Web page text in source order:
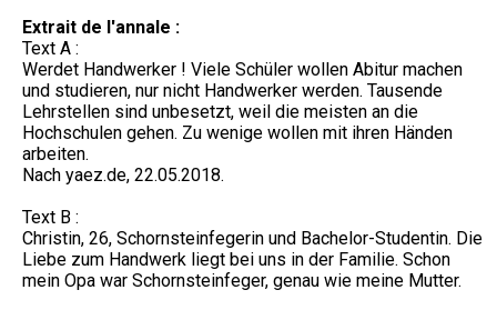
Extrait de l'annale :
Text A :
Werdet Handwerker ! Viele Schüler wollen Abitur machen
und studieren, nur nicht Handwerker werden. Tausende
Lehrstellen sind unbesetzt, weil die meisten an die
Hochschulen gehen. Zu wenige wollen mit ihren Händen
arbeiten.
Nach yaez.de, 22.05.2018.
Text B :
Christin, 26, Schornsteinfegerin und Bachelor-Studentin. Die
Liebe zum Handwerk liegt bei uns in der Familie. Schon
mein Opa war Schornsteinfeger, genau wie meine Mutter.